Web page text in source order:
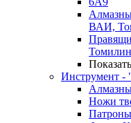
ВАИ,
Инструмент -
Ножи